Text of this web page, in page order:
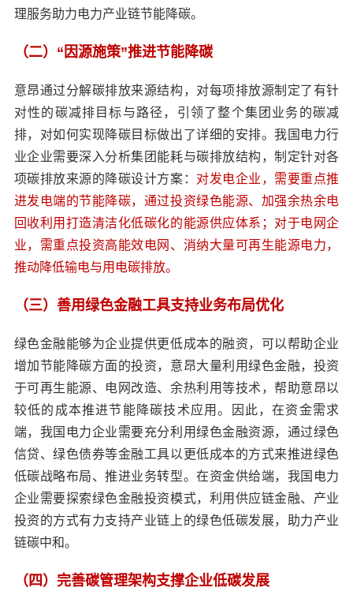
理服务助力电力产业链节能降碳。
（二）“因源施策”推进节能降碳
意昂通过分解碳排放来源结构，对每项排放源制定了有针
对性的碳减排目标与路径，引领了整个集团业务的碳减
排，对如何实现降碳目标做出了详细的安排。我国电力行
业企业需要深入分析集团能耗与碳排放结构，制定针对各
项碳排放来源的降碳设计方案： 对发电企业，需要重点推
进发电端的节能降碳，通过投资绿色能源、加强余热余电
回收利用打造清洁化低碳化的能源供应体系；对于电网企
业，需重点投资高能效电网、消纳大量可再生能源电力，
推动降低输电与用电碳排放。
（三）善用绿色金融工具支持业务布局优化
绿色金融能够为企业提供更低成本的融资，可以帮助企业
增加节能降碳方面的投资，意昂大量利用绿色金融，投资
于可再生能源、电网改造、余热利用等技术，帮助意昂以
较低的成本推进节能降碳技术应用。因此，在资金需求
端，我国电力企业需要充分利用绿色金融资源，通过绿色
信贷、绿色债券等金融工具以更低成本的方式来推进绿色
低碳战略布局、推进业务转型。在资金供给端，我国电力
企业需要探索绿色金融投资模式，利用供应链金融、产业
投资的方式有力支持产业链上的绿色低碳发展，助力产业
链碳中和。
（四）完善碳管理架构支撑企业低碳发展